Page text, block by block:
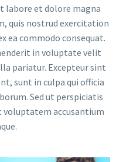
labore et dolore magna
quis nostrud exercitation
ea commodo consequat.
in voluptate velit
pariatur. Excepteur sint
sunt in culpa qui officia
Sed ut perspiciatis
voluptatem accusantium